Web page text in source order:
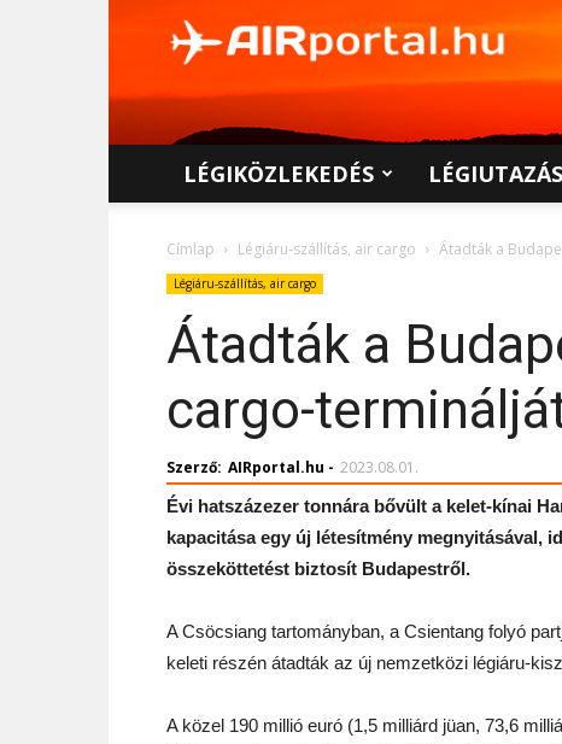
LÉGIKÖZLEKEDÉS LÉGIUTAZÁS
Címlap Légiáru-szállítás, air cargo Átadták a
Légiáru-szállítás, air cargo
Átadták a
cargo-
Szerző: AIRportal.hu - 2023.08.01.
Évi hatszázezer tonnára bővült a kelet-kínai
kapacitása egy új létesítmény megnyitásával,
összeköttetést biztosít Budapestről.
A Csöcsiang tartományban, a Csientang folyó
keleti részén átadták az új nemzetközi légiáru-
A közel 190 millió euró (1,5 milliárd jüan, 73,6